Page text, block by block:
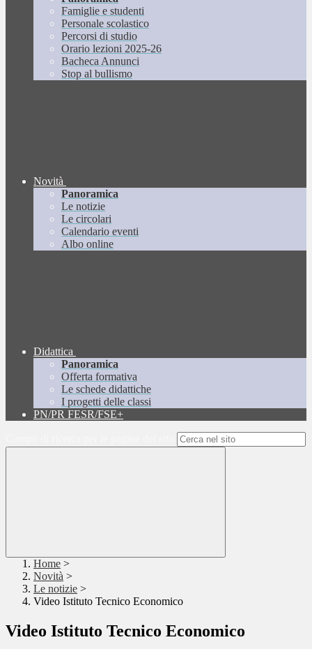
Famiglie e studenti
Personale scolastico
Percorsi di studio
Orario lezioni 2025-26
Bacheca Annunci
Stop al bullismo
Novità
Panoramica
Le notizie
Le circolari
Calendario eventi
Albo online
Didattica
Panoramica
Offerta formativa
Le schede didattiche
I progetti delle classi
PN/PR FESR/FSE+
Home >
Novità >
Le notizie >
Video Istituto Tecnico Economico
Video Istituto Tecnico Economico